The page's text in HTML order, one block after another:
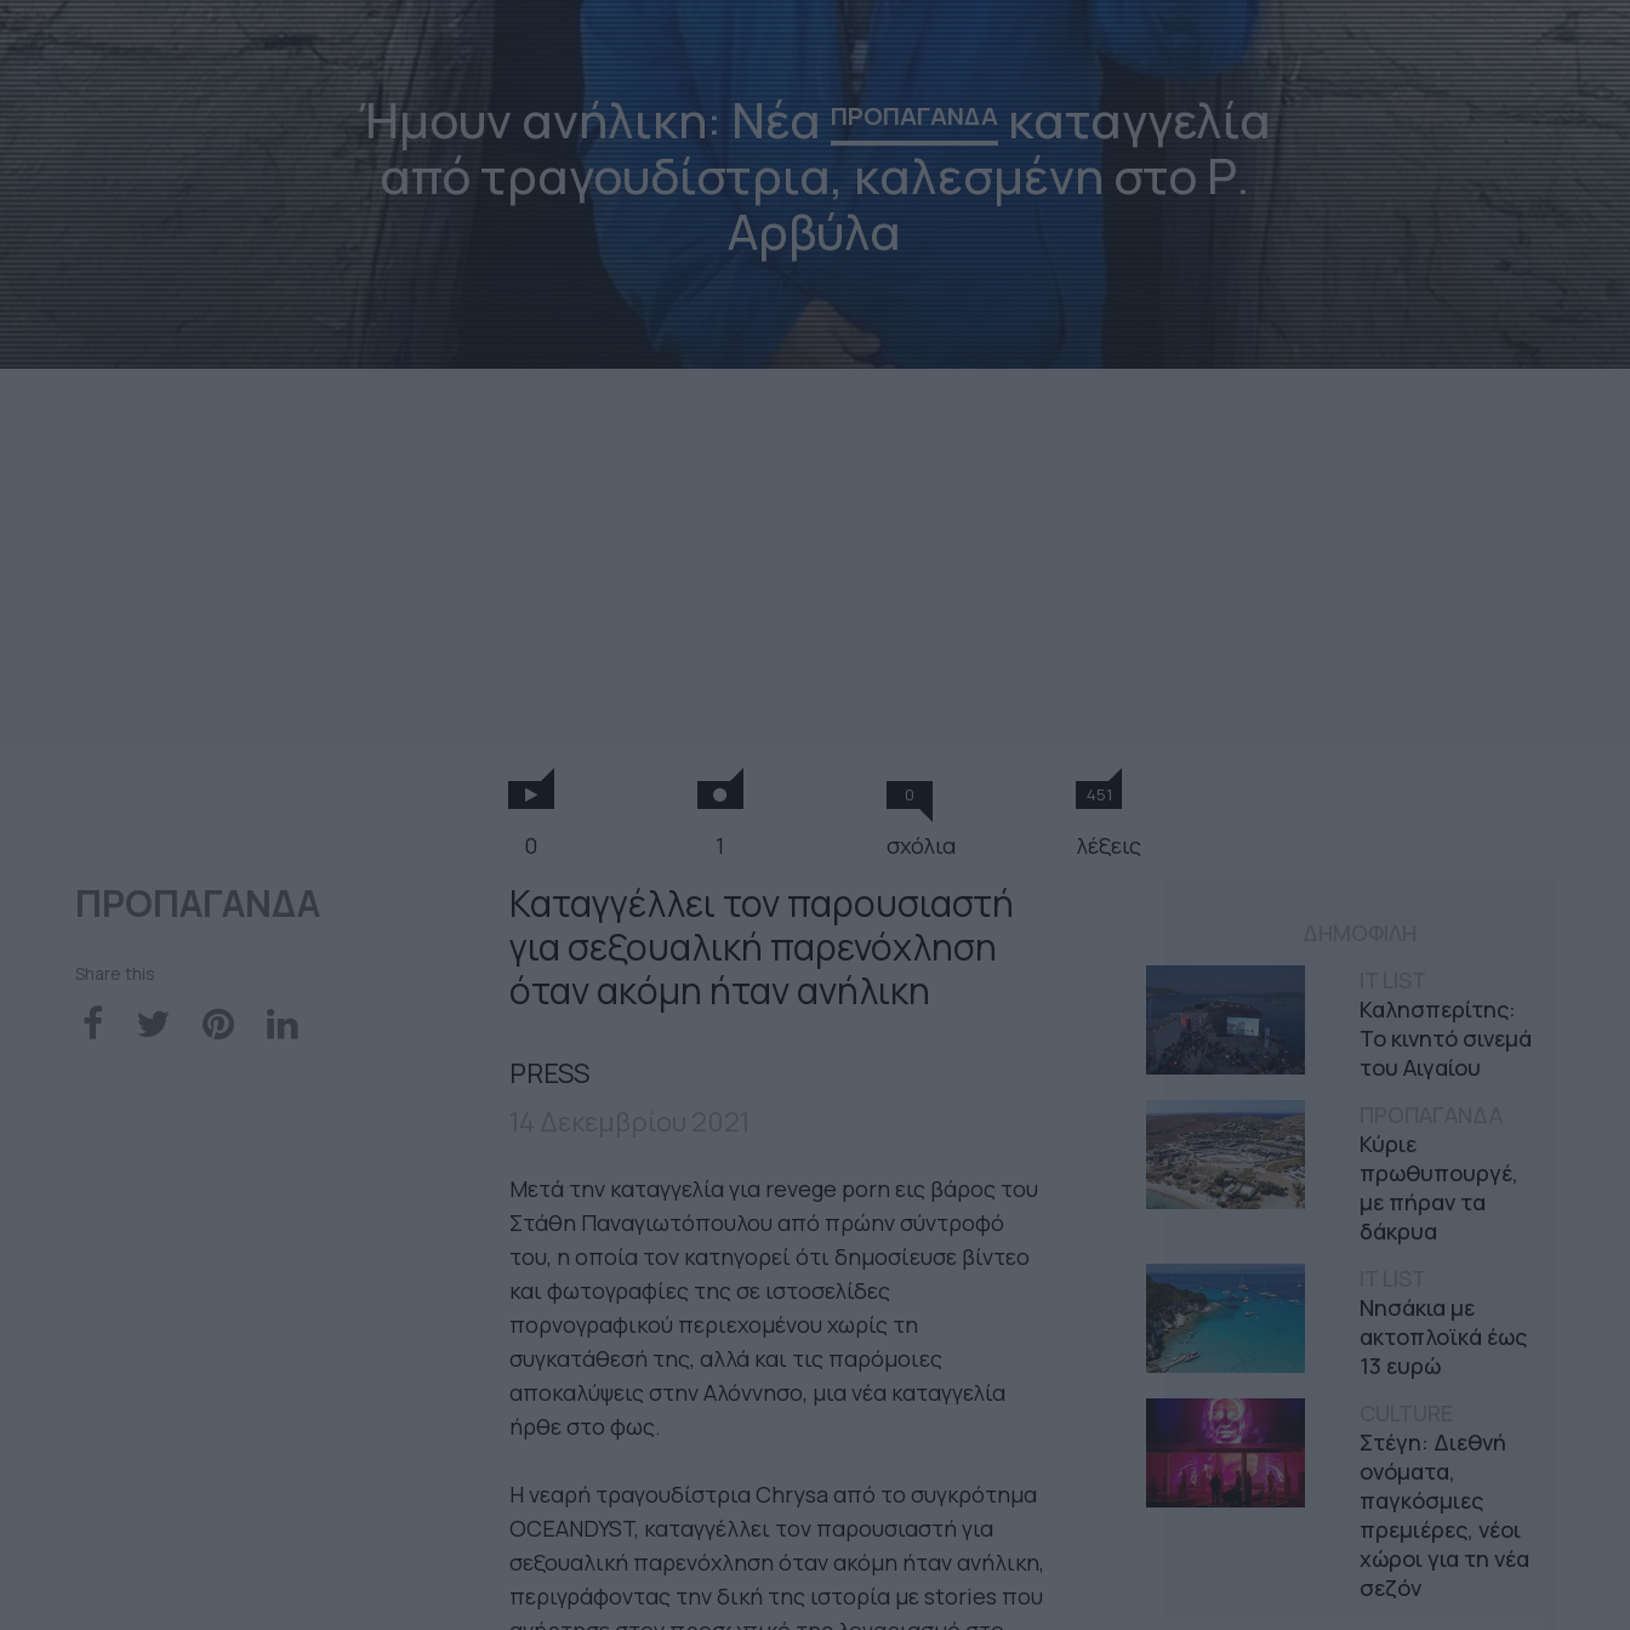
Ήμουν ανήλικη: Νέα ΠΡΟΠΑΓΑΝΔΑκαταγγελία
από τραγουδίστρια, καλεσμένη στο Ρ.
Αρβύλα
0 1
0
σχόλια
451
λέξεις
ΠΡΟΠΑΓΑΝΔΑ
Share this
Καλησπερίτης:
Το κινητό σινεμά
του Αιγαίου
Κύριε
πρωθυπουργέ,
με πήραν τα
δάκρυα
Νησάκια με
ακτοπλοϊκά έως
13 ευρώ
Στέγη: Διεθνή
ονόματα,
παγκόσμιες
πρεμιέρες, νέοι
χώροι για τη νέα
σεζόν
Καταγγέλλει τον παρουσιαστή
για σεξουαλική παρενόχληση
όταν ακόμη ήταν ανήλικη
PRESS
Μετά την καταγγελία για revege porn εις βάρος του
Στάθη Παναγιωτόπουλου από πρώην σύντροφό
του, η οποία τον κατηγορεί ότι δημοσίευσε βίντεο
και φωτογραφίες της σε ιστοσελίδες
πορνογραφικού περιεχομένου χωρίς τη
συγκατάθεσή της, αλλά και τις παρόμοιες
αποκαλύψεις στην Αλόννησο, μια νέα καταγγελία
ήρθε στο φως.
Η νεαρή τραγουδίστρια Chrysa από το συγκρότημα
OCEANDYST, καταγγέλλει τον παρουσιαστή για
σεξουαλική παρενόχληση όταν ακόμη ήταν ανήλικη,
περιγράφοντας την δική της ιστορία με stories που